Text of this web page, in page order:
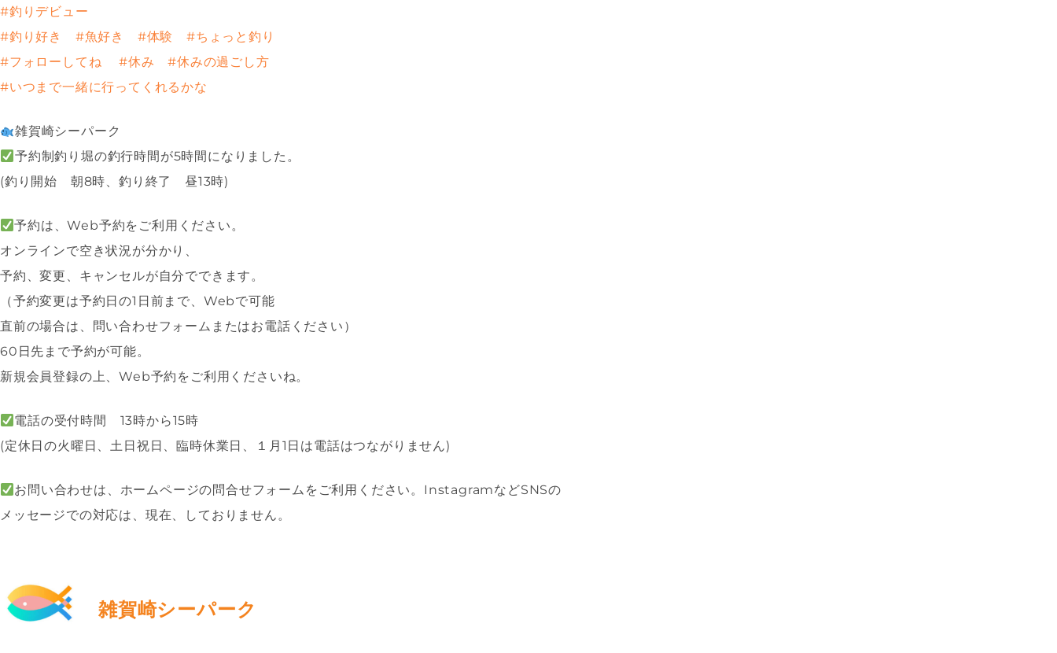
#釣りデビュー
#釣り好き
#魚好き #体験
#ちょっと釣り
#フォローしてね
#休み
#休みの過ごし方
#いつまで一緒に行ってくれるかな
雑賀崎シーパーク
予約制釣り堀の釣行時間が5時間になりました。
(釣り開始 朝8時、釣り終了 昼13時)
予約は、Web予約をご利用ください。
オンラインで空き状況が分かり、
予約、変更、キャンセルが自分でできます。
（予約変更は予約日の1日前まで、Webで可能
直前の場合は、問い合わせフォームまたはお電話ください）
60日先まで予約が可能。
新規会員登録の上、Web予約をご利用くださいね。
電話の受付時間 13時から15時
(定休日の火曜日、土日祝日、臨時休業日、１月1日は電話はつながりません)
お問い合わせは、ホームページの問合せフォームをご利用ください。InstagramなどSNSの
メッセージでの対応は、現在、しておりません。
雑賀崎シーパーク